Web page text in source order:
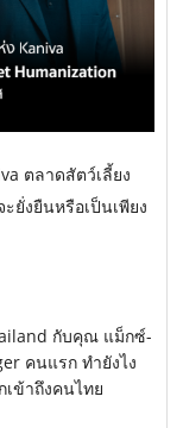
ตลาดสัตว์เลี้ยง
ยั่งยืนหรือเป็นเพียง
กับคุณ แม็กซ์-
คนแรก ทำยังไง
ข้าถึงคนไทย